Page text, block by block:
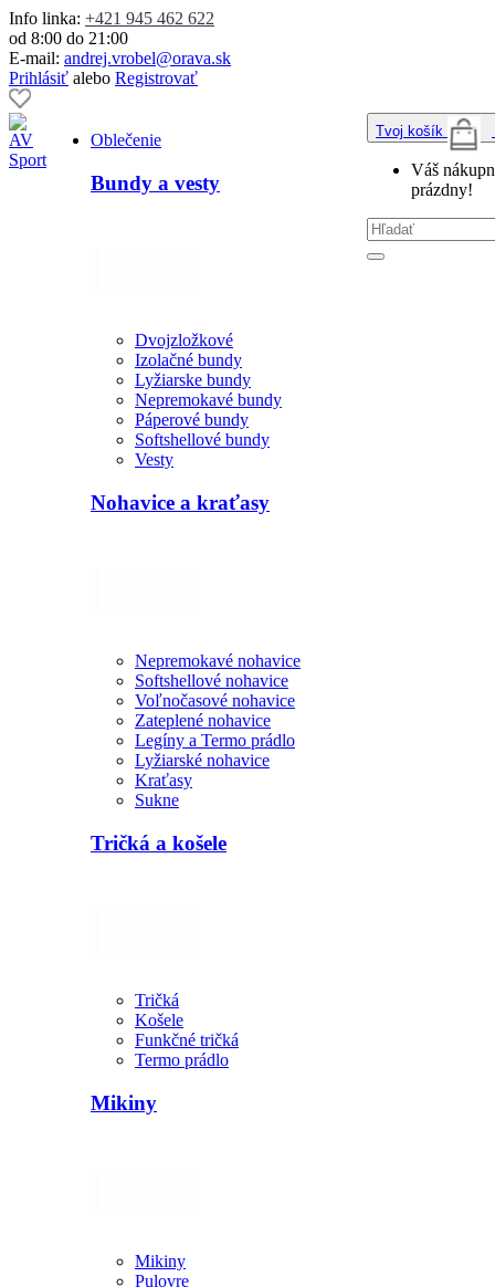
Info linka: +421 945 462 622
od 8:00 do 21:00
E-mail: andrej.vrobel@orava.sk
Prihlásiť alebo Registrovať
Oblečenie
Bundy a vesty
Dvojzložkové
Izolačné bundy
Lyžiarske bundy
Nepremokavé bundy
Páperové bundy
Softshellové bundy
Vesty
Nohavice a kraťasy
Nepremokavé nohavice
Softshellové nohavice
Voľnočasové nohavice
Zateplené nohavice
Legíny a Termo prádlo
Lyžiarské nohavice
Kraťasy
Sukne
Tričká a košele
Tričká
Košele
Funkčné tričká
Termo prádlo
Mikiny
Mikiny
Pulovre
Tvoj košík
Váš
prázdny!